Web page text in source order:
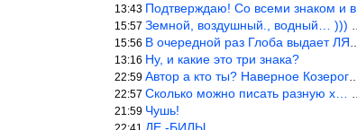
13:43 Подтверждаю! Со всеми знаком и все одиноки и Я )))
15:57 Земной, воздушный., водный… ))) выбери сам трех из 9 )))
15:56 В очередной раз Глоба выдает ЛЯП! А корректоры, редакторы пропус
13:16 Ну, и какие это три знака?
22:59 Автор а кто ты? Наверное Козерог… Рога жена Рыба наставила ))
22:57 Сколько можно писать разную х… йню? Автор что то обкурился?
21:59 Чушь!